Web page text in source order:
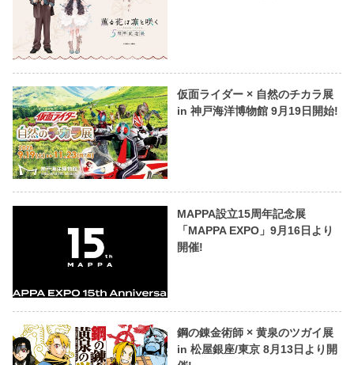
仮面ライダー × 自然のチカラ展
in 神戸海洋博物館 9月19日開始!
MAPPA設立15周年記念展
「MAPPA EXPO」9月16日より
開催!
鋼の錬金術師 × 黄泉のツガイ展
in 松屋銀座/東京 8月13日より開